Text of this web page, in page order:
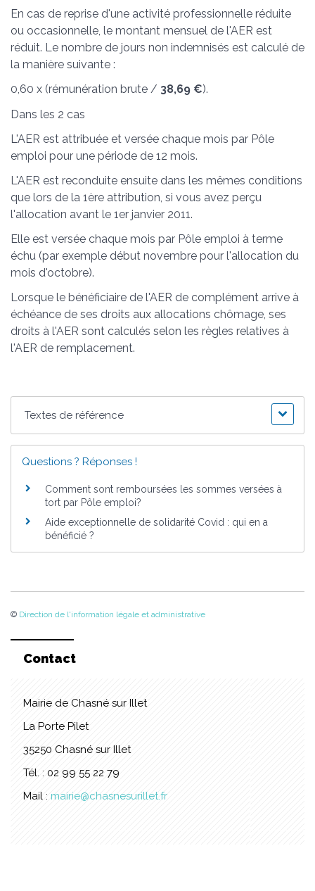
En cas de reprise d'une activité professionnelle réduite
ou occasionnelle, le montant mensuel de l'AER est
réduit. Le nombre de jours non indemnisés est calculé de
la manière suivante :
0,60 x (rémunération brute / 38,69 €).
Dans les 2 cas
L'AER est attribuée et versée chaque mois par Pôle
emploi pour une période de 12 mois.
L'AER est reconduite ensuite dans les mêmes conditions
que lors de la 1ère attribution, si vous avez perçu
l'allocation avant le 1er janvier 2011.
Elle est versée chaque mois par Pôle emploi à terme
échu (par exemple début novembre pour l'allocation du
mois d'octobre).
Lorsque le bénéficiaire de l'AER de complément arrive à
échéance de ses droits aux allocations chômage, ses
droits à l'AER sont calculés selon les règles relatives à
l'AER de remplacement.
Textes de référence
Questions ? Réponses !
Comment sont remboursées les sommes versées à
tort par Pôle emploi?
Aide exceptionnelle de solidarité Covid : qui en a
bénéficié ?
© Direction de l'information légale et administrative
Contact
Mairie de Chasné sur Illet
La Porte Pilet
35250 Chasné sur Illet
Tél. : 02 99 55 22 79
Mail : mairie@chasnesurillet.fr